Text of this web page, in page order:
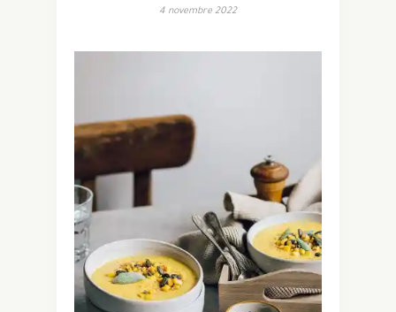
4 novembre 2022